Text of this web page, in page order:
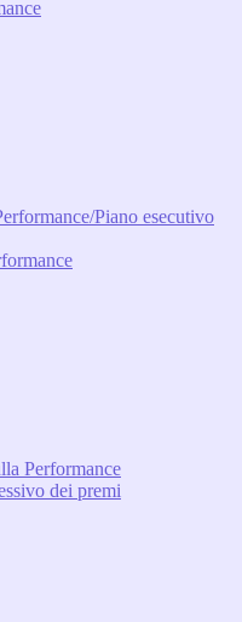
Piano esecutivo
Performance
dei premi